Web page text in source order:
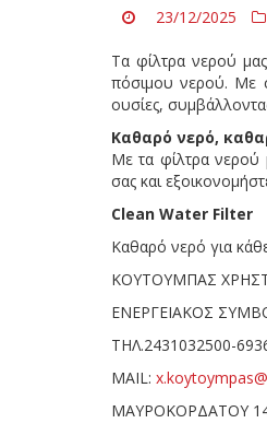
23/12/2025
Τα φίλτρα νερού
πόσιμου νερού. Με
ουσίες,
Καθαρό νερό,
Με τα φίλτρα νερού
σας και
Clean Water Filter
Καθαρό νερό για
ΚΟΥΤΟΥΜΠΑΣ
ΕΝΕΡΓΕΙΑΚΟΣ
ΤΗΛ.2431032500-
MAIL:
ΜΑΥΡΟΚΟΡΔΑΤΟΥ